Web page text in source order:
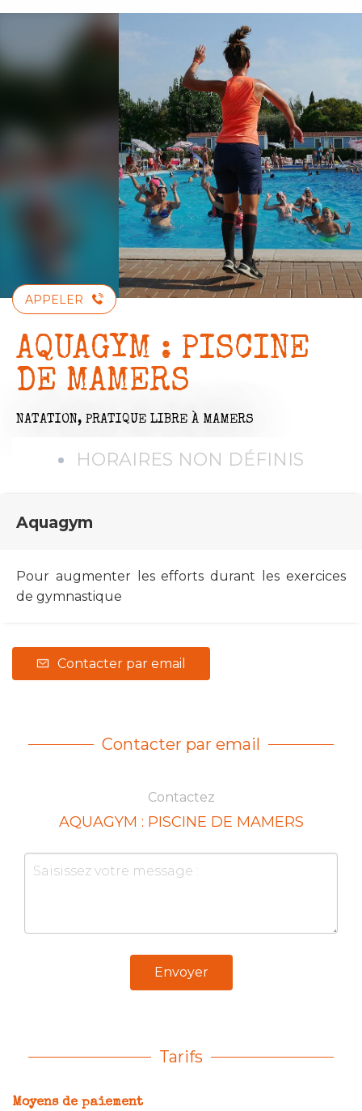
Aller
principal
APPELER
AQUAGYM : PISCINE
DE MAMERS
NATATION, PRATIQUE LIBRE À MAMERS
HORAIRES NON DÉFINIS
Aquagym
Pour augmenter les efforts durant les exercices
de gymnastique
Contacter par email
Contacter par email
Contactez
AQUAGYM : PISCINE DE MAMERS
Envoyer
Tarifs
Moyens de paiement